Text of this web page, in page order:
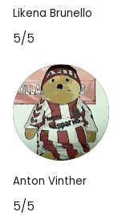
Likena Brunello
5/5
Anton Vinther
5/5